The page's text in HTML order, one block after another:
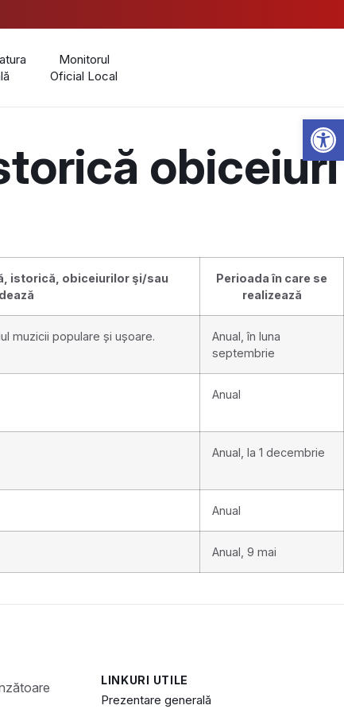
Monitorul
Oficial Local
obiceiuri
istorică, obiceiurilor şi/sau
Perioada în care se
realizează
muzicii populare și ușoare.
Anual, în luna
septembrie
Anual
Anual, la 1 decembrie
Anual
Anual, 9 mai
LINKURI UTILE
Prezentare generală